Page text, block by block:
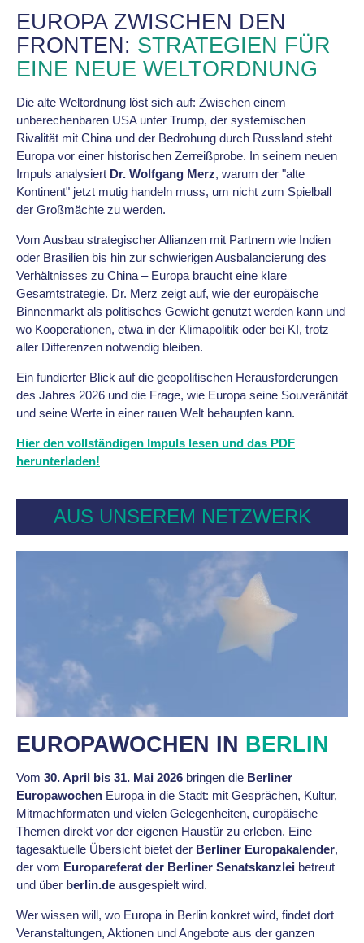
EUROPA ZWISCHEN DEN
FRONTEN: STRATEGIEN FÜR
EINE NEUE WELTORDNUNG
Die alte Weltordnung löst sich auf: Zwischen einem
unberechenbaren USA unter Trump, der systemischen
Rivalität mit China und der Bedrohung durch Russland steht
Europa vor einer historischen Zerreißprobe. In seinem neuen
Impuls analysiert Dr. Wolfgang Merz, warum der "alte
Kontinent" jetzt mutig handeln muss, um nicht zum Spielball
der Großmächte zu werden.
Vom Ausbau strategischer Allianzen mit Partnern wie Indien
oder Brasilien bis hin zur schwierigen Ausbalancierung des
Verhältnisses zu China – Europa braucht eine klare
Gesamtstrategie. Dr. Merz zeigt auf, wie der europäische
Binnenmarkt als politisches Gewicht genutzt werden kann und
wo Kooperationen, etwa in der Klimapolitik oder bei KI, trotz
aller Differenzen notwendig bleiben.
Ein fundierter Blick auf die geopolitischen Herausforderungen
des Jahres 2026 und die Frage, wie Europa seine Souveränität
und seine Werte in einer rauen Welt behaupten kann.
Hier den vollständigen Impuls lesen und das PDF
herunterladen!
AUS UNSEREM NETZWERK
EUROPAWOCHEN IN BERLIN
Vom 30. April bis 31. Mai 2026 bringen die Berliner
Europawochen Europa in die Stadt: mit Gesprächen, Kultur,
Mitmachformaten und vielen Gelegenheiten, europäische
Themen direkt vor der eigenen Haustür zu erleben. Eine
tagesaktuelle Übersicht bietet der Berliner Europakalender,
der vom Europareferat der Berliner Senatskanzlei betreut
und über berlin.de ausgespielt wird.
Wer wissen will, wo Europa in Berlin konkret wird, findet dort
Veranstaltungen, Aktionen und Angebote aus der ganzen